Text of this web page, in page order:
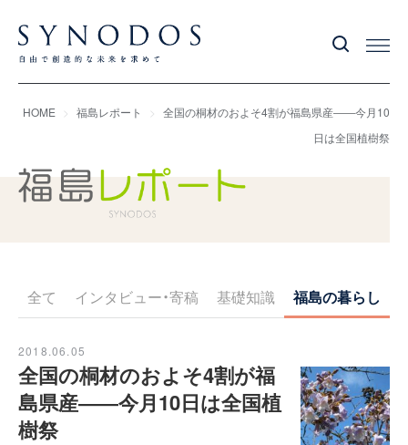
HOME 福島レポート
全国の桐材のおよそ4割が福島県産――今月10
日は全国植樹祭
全て インタビュー・寄稿 基礎知識 福島の暮らし
2018.06.05
全国の桐材のおよそ4割が福
島県産――今月10日は全国植
樹祭